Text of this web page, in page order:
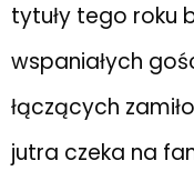
tytuły tego roku
wspaniałych
łączących
jutra czeka na